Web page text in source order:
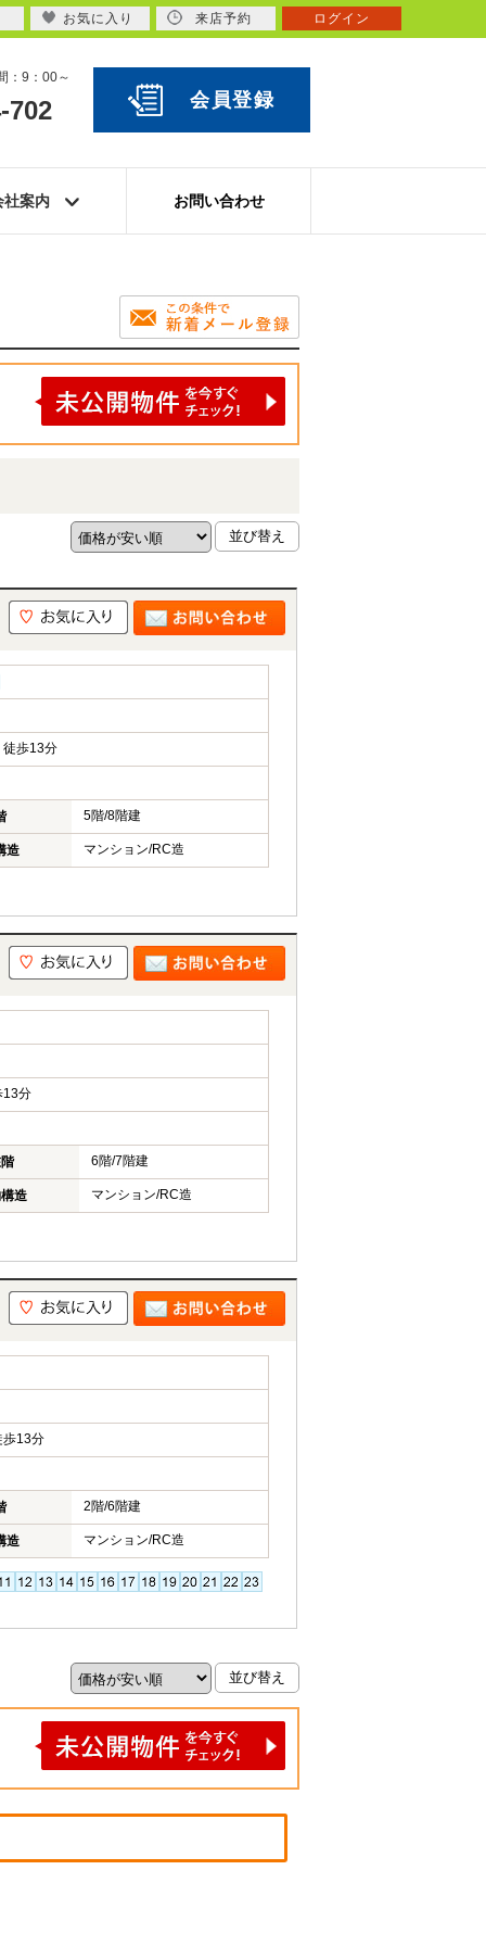
：9：00～
702 会員登録
社案内 お問い合わせ
歩13分
5階/8階建
造 マンション/RC造
分
6階/7階建
造 マンション/RC造
13分
2階/6階建
造 マンション/RC造
お気に入り 来店予約 ログイン